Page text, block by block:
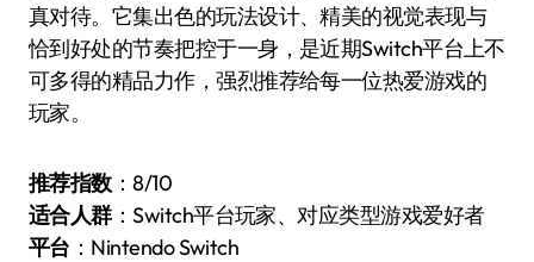
真对待。它集出色的玩法设计、精美的视觉表现与
恰到好处的节奏把控于一身，是近期Switch平台上不
可多得的精品力作，强烈推荐给每一位热爱游戏的
玩家。
推荐指数：8/10
适合人群：Switch平台玩家、对应类型游戏爱好者
平台 ：Nintendo Switch